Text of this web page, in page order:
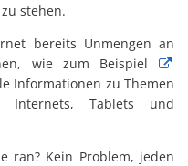
stehen.
bereits Unmengen an
wie zum Beispiel
Informationen zu Themen
Tablets und
ran? Kein Problem, jeden